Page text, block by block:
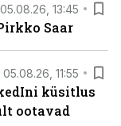
05.08.26, 13:45
Saar
05.08.26, 11:55
küsitlus
ootavad